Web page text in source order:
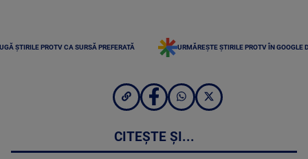
ȘTIRILE PROTV CA SURSĂ PREFERATĂ URMĂREȘTE ȘTIRILE PROTV ÎN GOOGLE
CITEȘTE ȘI...